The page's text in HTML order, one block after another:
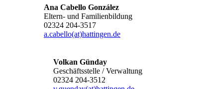
Ana Cabello González
Eltern- und Familienbildung
02324 204-3517
a.cabello(at)hattingen.de
Volkan Günday
Geschäftsstelle / Verwaltung
02324 204-3512